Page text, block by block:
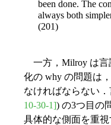
been done. The
always both
(201)
一方，Milroy は言
化の why の問題は
なければならない
10-30-1]) の3つ目の
具体的な側面を重